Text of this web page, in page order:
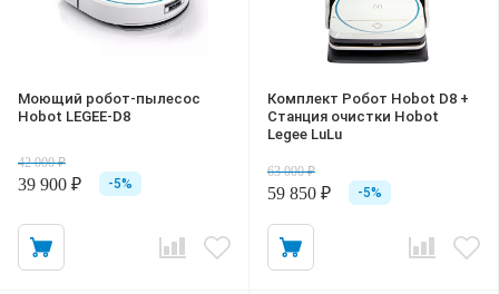
Моющий робот-пылесос
Hobot LEGEE-D8
42 000 ₽
39 900 ₽ -5%
Комплект Робот Hobot D8 +
Станция очистки Hobot
Legee LuLu
63 000 ₽
59 850 ₽ -5%